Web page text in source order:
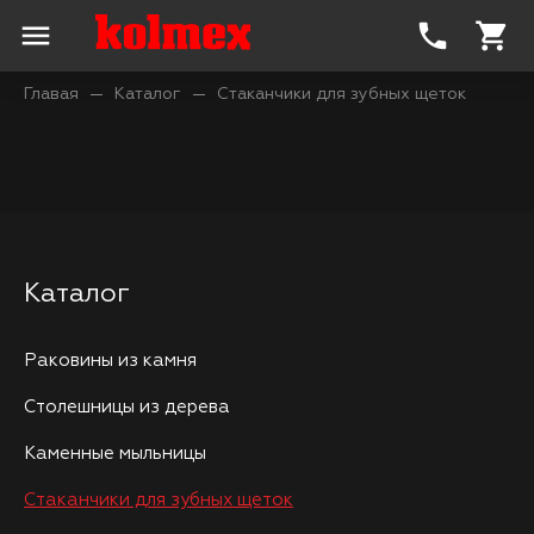
menu phone shopping_cart
Главая Каталог Стаканчики для зубных щеток
Каталог
Раковины из камня
Столешницы из дерева
Каменные мыльницы
Стаканчики для зубных щеток